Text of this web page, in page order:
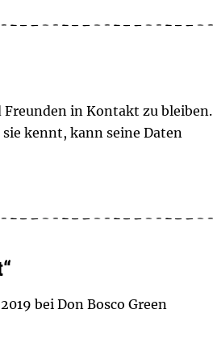
Freunden in Kontakt zu bleiben.
kennt, kann seine Daten
bei Don Bosco Green